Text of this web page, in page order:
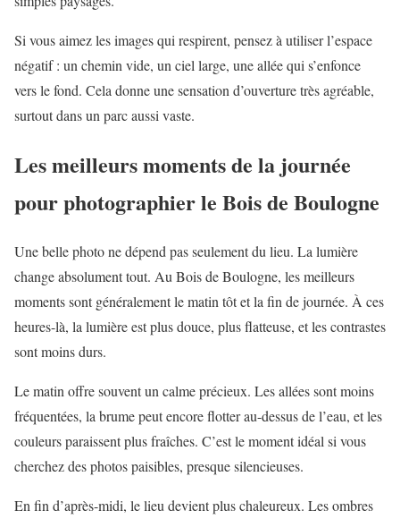
Si vous aimez les images qui respirent, pensez à utiliser l’espace
négatif : un chemin vide, un ciel large, une allée qui s’enfonce
vers le fond. Cela donne une sensation d’ouverture très agréable,
surtout dans un parc aussi vaste.
Les meilleurs moments de la journée
pour photographier le Bois de Boulogne
Une belle photo ne dépend pas seulement du lieu. La lumière
change absolument tout. Au Bois de Boulogne, les meilleurs
moments sont généralement le matin tôt et la fin de journée. À ces
heures-là, la lumière est plus douce, plus flatteuse, et les contrastes
sont moins durs.
Le matin offre souvent un calme précieux. Les allées sont moins
fréquentées, la brume peut encore flotter au-dessus de l’eau, et les
couleurs paraissent plus fraîches. C’est le moment idéal si vous
cherchez des photos paisibles, presque silencieuses.
En fin d’après-midi, le lieu devient plus chaleureux. Les ombres